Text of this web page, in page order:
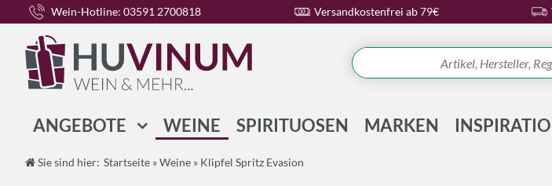
Wein-Hotline: 03591 2700818 Versandkostenfrei ab 79€
ANGEBOTE
WEIN-PAKETE
WEINE SPIRITUOSEN MARKEN
Sie sind hier: Startseite »Weine » Klipfel Spritz Evasion